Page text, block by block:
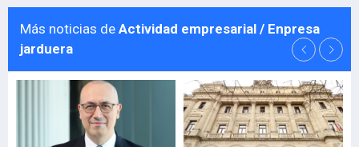
Más noticias de Actividad empresarial / Enpresa
jarduera